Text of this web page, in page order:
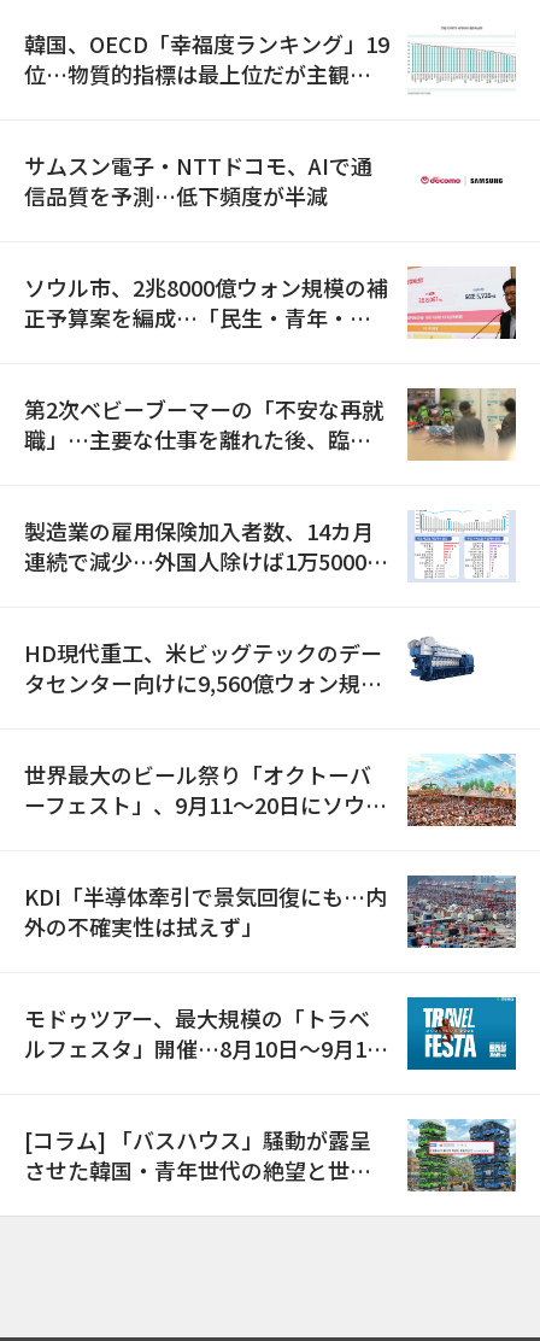
韓国、OECD「幸福度ランキング」19
位…物質的指標は最上位だが主観的
サムスン電子・NTTドコモ、AIで通
信品質を予測…低下頻度が半減
ソウル市、2兆8000億ウォン規模の補
正予算案を編成…「民生・青年・安
第2次ベビーブーマーの「不安な再就
職」…主要な仕事を離れた後、臨時
製造業の雇用保険加入者数、14カ月
連続で減少…外国人除けば1万5000人
HD現代重工、米ビッグテックのデー
タセンター向けに9,560億ウォン規模
世界最大のビール祭り「オクトーバ
ーフェスト」、9月11〜20日にソウル
KDI「半導体牽引で景気回復にも…内
外の不確実性は拭えず」
モドゥツアー、最大規模の「トラベ
ルフェスタ」開催…8月10日～9月11
[コラム] 「バスハウス」騒動が露呈
させた韓国・青年世代の絶望と世代